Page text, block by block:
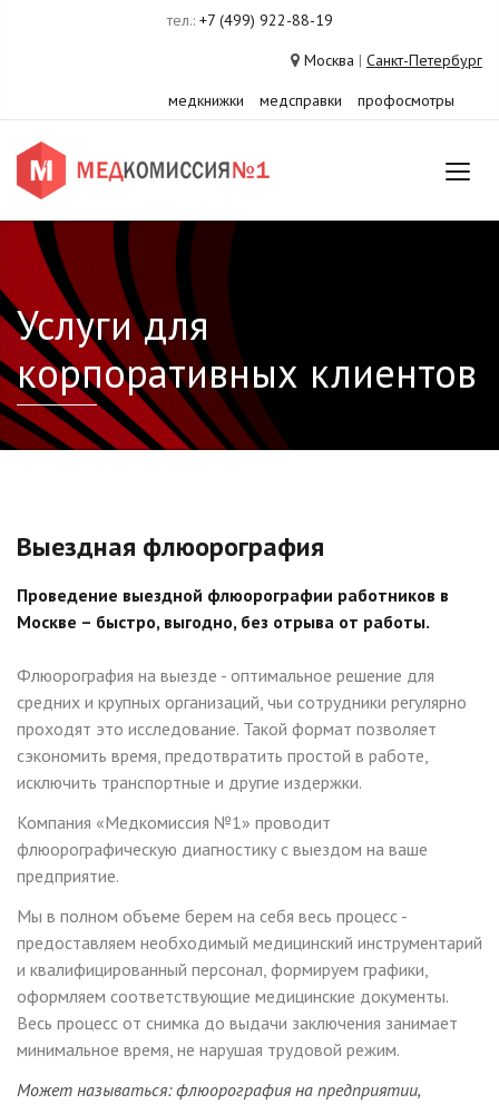
тел.: +7 (499) 922-88-19
Москва | Санкт-Петербург
медкнижки
медсправки профосмотры
Услуги для
корпоративных клиентов
Выездная флюорография
Проведение выездной флюорографии работников в
Москве – быстро, выгодно, без отрыва от работы.
Флюорография на выезде - оптимальное решение для
средних и крупных организаций, чьи сотрудники регулярно
проходят это исследование. Такой формат позволяет
сэкономить время, предотвратить простой в работе,
исключить транспортные и другие издержки.
Компания «Медкомиссия №1» проводит
флюорографическую диагностику с выездом на ваше
предприятие.
Мы в полном объеме берем на себя весь процесс -
предоставляем необходимый медицинский инструментарий
и квалифицированный персонал, формируем графики,
оформляем соответствующие медицинские документы.
Весь процесс от снимка до выдачи заключения занимает
минимальное время, не нарушая трудовой режим.
Может называться: флюорография на предприятии,